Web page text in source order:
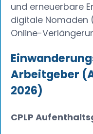
und erneuerbare
digitale Nomaden
Online-
Arbeitgeber
2026)
CPLP